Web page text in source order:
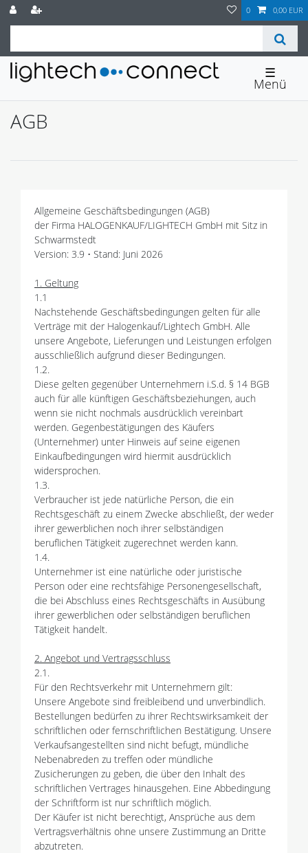
0 0,00 EUR
☰
AGB
Allgemeine Geschäftsbedingungen (AGB)
der Firma HALOGENKAUF/LIGHTECH GmbH mit Sitz in
Schwarmstedt
Version: 3.9 • Stand: Juni 2026
1. Geltung
1.1
Nachstehende Geschäftsbedingungen gelten für alle
Verträge mit der Halogenkauf/Lightech GmbH. Alle
unsere Angebote, Lieferungen und Leistungen erfolgen
ausschließlich aufgrund dieser Bedingungen.
1.2.
Diese gelten gegenüber Unternehmern i.S.d. § 14 BGB
auch für alle künftigen Geschäftsbeziehungen, auch
wenn sie nicht nochmals ausdrücklich vereinbart
werden. Gegenbestätigungen des Käufers
(Unternehmer) unter Hinweis auf seine eigenen
Einkaufbedingungen wird hiermit ausdrücklich
widersprochen.
1.3.
Verbraucher ist jede natürliche Person, die ein
Rechtsgeschäft zu einem Zwecke abschließt, der weder
ihrer gewerblichen noch ihrer selbständigen
beruflichen Tätigkeit zugerechnet werden kann.
1.4.
Unternehmer ist eine natürliche oder juristische
Person oder eine rechtsfähige Personengesellschaft,
die bei Abschluss eines Rechtsgeschäfts in Ausübung
ihrer gewerblichen oder selbständigen beruflichen
Tätigkeit handelt.
2. Angebot und Vertragsschluss
2.1.
Für den Rechtsverkehr mit Unternehmern gilt:
Unsere Angebote sind freibleibend und unverbindlich.
Bestellungen bedürfen zu ihrer Rechtswirksamkeit der
schriftlichen oder fernschriftlichen Bestätigung. Unsere
Verkaufsangestellten sind nicht befugt, mündliche
Nebenabreden zu treffen oder mündliche
Zusicherungen zu geben, die über den Inhalt des
schriftlichen Vertrages hinausgehen. Eine Abbedingung
der Schriftform ist nur schriftlich möglich.
Der Käufer ist nicht berechtigt, Ansprüche aus dem
Vertragsverhältnis ohne unsere Zustimmung an Dritte
abzutreten.